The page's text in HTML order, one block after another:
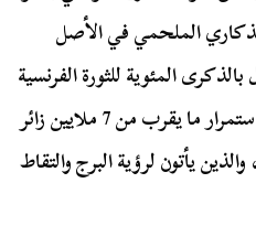
الملحمي في الأصل
المئوية للثورة الفرنسية
في عام 1889. كذلك يجذب باستمرار ما يقرب من 7 ملايين زائر
يأتون لرؤية البرج والتقاط